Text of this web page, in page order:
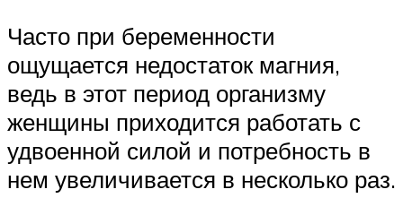
Часто при беременности
ощущается недостаток магния,
ведь в этот период организму
женщины приходится работать с
удвоенной силой и потребность в
нем увеличивается в несколько раз.